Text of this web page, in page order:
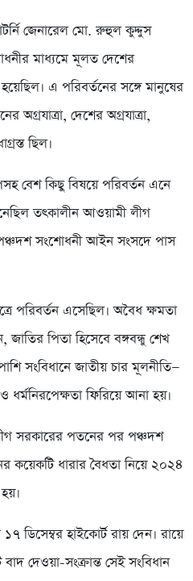
জেনারেল মো. রুহুল কুদ্দুস
মাধ্যমে মূলত দেশের
এ পরিবর্তনের সঙ্গে মানুষের
অগ্রযাত্রা, দেশের অগ্রযাত্রা,
ছিল।
বেশ কিছু বিষয়ে পরিবর্তন এনে
তৎকালীন আওয়ামী লীগ
সংশোধনী আইন সংসদে পাস
পরিবর্তন এসেছিল। অবৈধ ক্ষমতা
জাতির পিতা হিসেবে বঙ্গবন্ধু শেখ
সংবিধানে জাতীয় চার মূলনীতি—
ধর্মনিরপেক্ষতা ফিরিয়ে আনা হয়।
সরকারের পতনের পর পঞ্চদশ
ধারার বৈধতা নিয়ে ২০২৪
ডিসেম্বর হাইকোর্ট রায় দেন। রায়ে
দেওয়া-সংক্রান্ত সেই সংবিধান